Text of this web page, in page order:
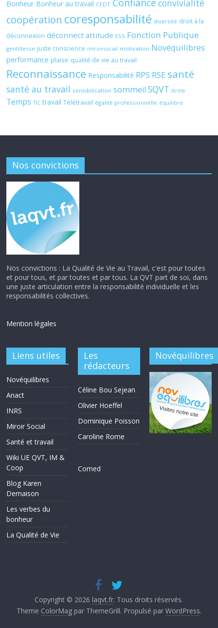
Bonheur Bonheur au travail CFDT Confiance convivialité
coopération coresponsabilité diversité droit à la
déconnexion déconnect attitude ESS Fonction Publique
gentillesse juste conscience miroirsocial motivation Novéquilibres
performance plaisir qualité de vie au travail
Reconnaissance Responsabilité RPS RSE santé
santé au travail sensibilisation sommeil SQVT stress
Temps TIC travail Télétravail égalité professionnelle équilibre
Nos convictions
Nos convictions : La Qualité de Vie au Travail, c'est pour toutes
et pour tous, et par toutes et par tous. La QVT part de soi, dans
une juste articulation entre la responsabilité individuelle et les
responsabilités collectives.
Mention légales
Liens utiles
Novéquilibres
Anact
INRS
Miroir Social
Santé et travail
Wiki UE QVT, IM &
Coop
Blog Karen
Demaison
Les verbes du
bonheur
La Qualité de Vie
Les
rédacteurs
Céline Bou Sejean
Olivier Hoeffel
Dominique Poisson
Caroline Rome
Comed
Novéquilibres
Copyright © 2026 laqvt.fr. Tous droits réservés.
Theme ColorMagpar ThemeGrill. Propulsé par WordPress.